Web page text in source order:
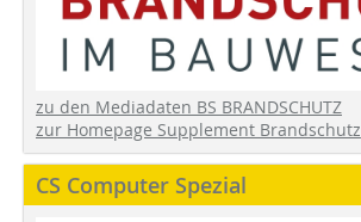
zu den Mediadaten BS BRANDSCHUTZ
zur Homepage Supplement Brandschutz
CS Computer Spezial